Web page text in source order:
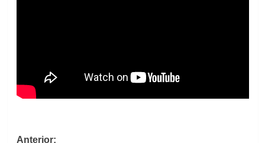
Anterior: